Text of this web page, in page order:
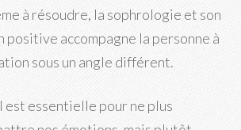
à résoudre, la sophrologie et son
positive accompagne la personne à
sous un angle différent.
est essentielle pour ne plus